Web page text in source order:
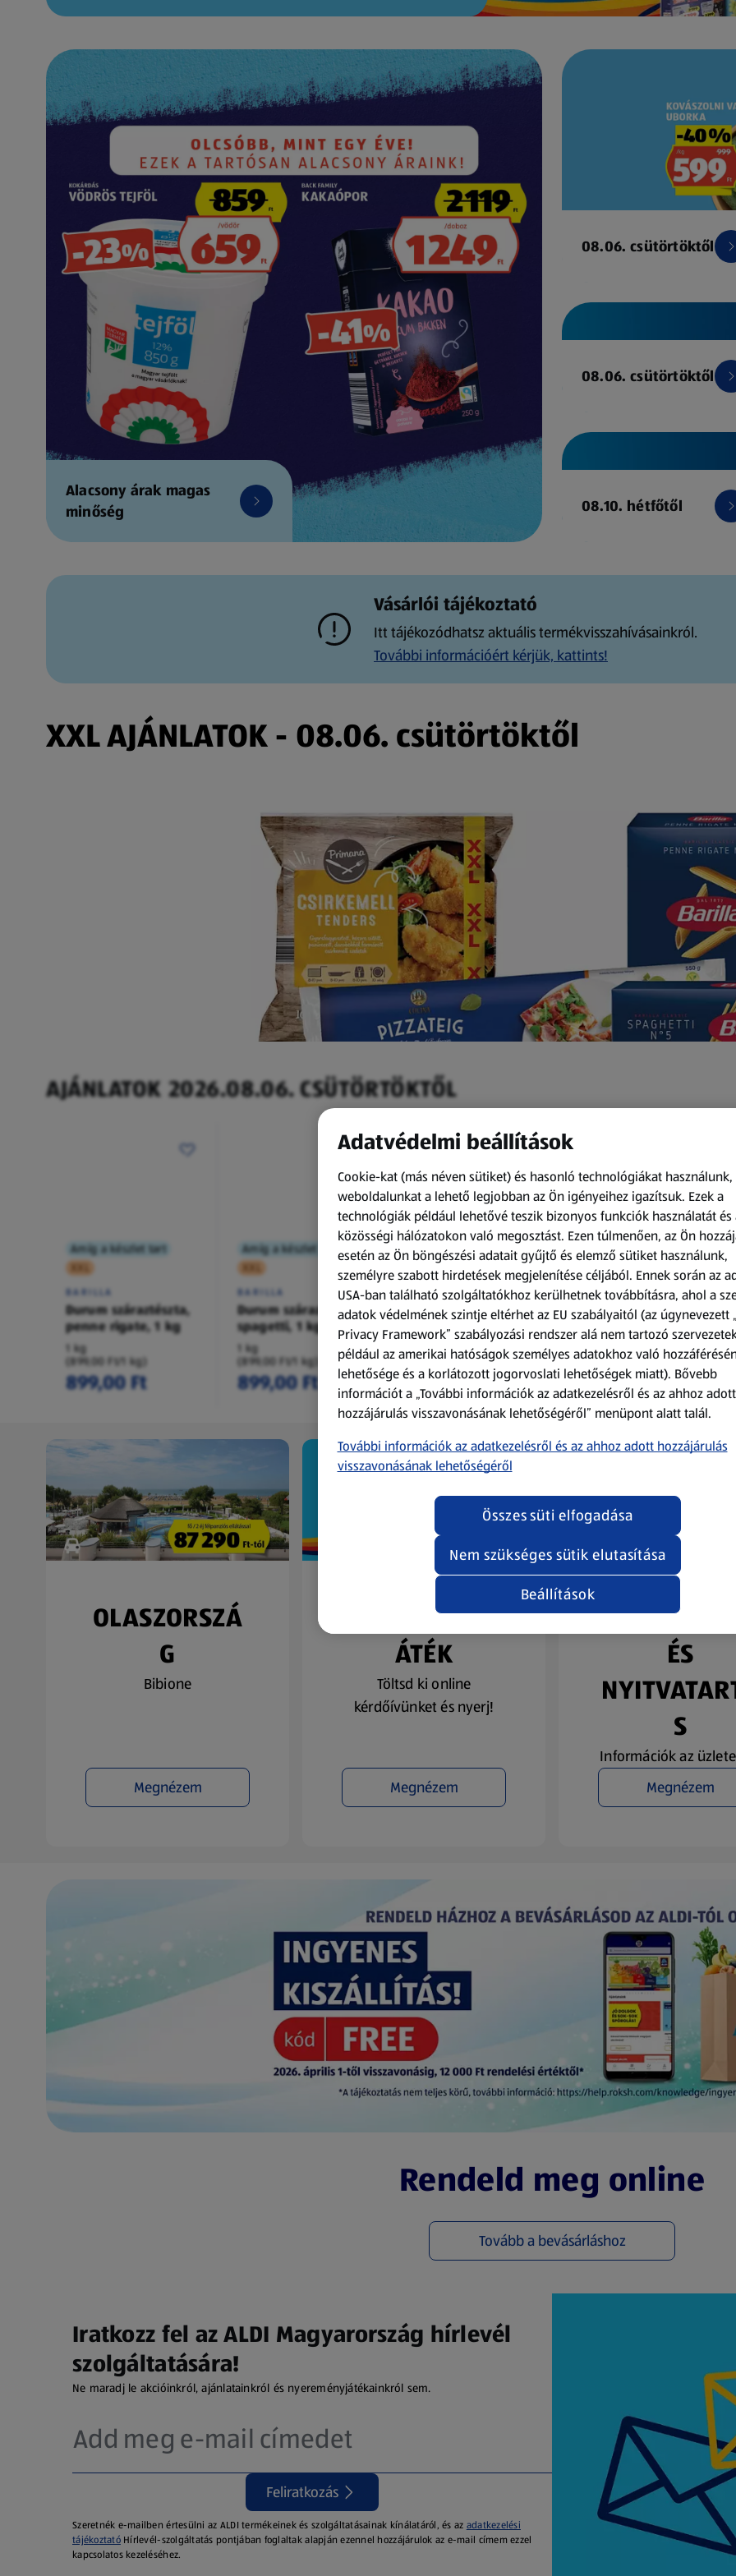
Alacsony árak magas
minőség
08.06. csütörtöktől
08.06. csütörtöktől
08.10. hétfőtől
Vásárlói tájékoztató
Itt tájékozódhatsz aktuális termékvisszahívásainkról.
További információért kérjük, kattints!
XXL AJÁNLATOK - 08.06. csütörtöktől
AJÁNLATOK 2026.08.06. CSÜTÖRTÖKTŐL
Amíg a készlet tart
XXL
BARILLA
Durum száraztészta,
penne rigate, 1 kg
1 kg
(899,00 Ft/1 kg)
899,00 Ft
Amíg a készlet tart
XXL
BARILLA
Durum száraztészta,
spagetti, 1 kg
1 kg
(899,00 Ft/1 kg)
899,00 Ft
Amíg a készlet tart
XXL
ACTIMEL
Actimel joghurtital, 8
palack
0,8 kg
(1 186,25 Ft/1 kg)
949,00 Ft
Amíg a készlet tart
XXL
PRIMANA
XXL Csirkemell
tenders, 1 kg
1 kg
(2 199,00 Ft/1 kg)
2 199,00 Ft
OLASZORSZÁ
G
Bibione
Megnézem
NYEREMÉNYJ
ÁTÉK
Töltsd ki online
kérdőívünket és nyerj!
Megnézem
ÉS
S
Információk az
Megnézem
(új oldalon nyílik meg)
Rendeld meg online
Tovább a bevásárláshoz
(új oldalon nyílik meg)
Iratkozz fel az ALDI Magyarország hírlevél
szolgáltatására!
Ne maradj le akcióinkról, ajánlatainkról és nyereményjátékainkról sem.
Feliratkozás
Szeretnék e-mailben értesülni az ALDI termékeinek és szolgáltatásainak kínálatáról, és az adatkezelési
tájékoztatóHírlevél-szolgáltatás pontjában foglaltak alapján ezennel hozzájárulok az e-mail címem ezzel
kapcsolatos kezeléséhez.
Adatvédelmi beállítások
Cookie-kat (más néven sütiket) és hasonló technológiákat
weboldalunkat a lehető legjobban az Ön igényeihez igazítsuk. Ezek a
technológiák például lehetővé teszik bizonyos funkciók használatát és
közösségi hálózatokon való megosztást. Ezen túlmenően, az Ön
esetén az Ön böngészési adatait gyűjtő és elemző sütiket használunk,
személyre szabott hirdetések megjelenítése céljából. Ennek során az
USA-ban található szolgáltatókhoz kerülhetnek továbbításra, ahol a
adatok védelmének szintje eltérhet az EU szabályaitól (az úgynevezett
Privacy Framework” szabályozási rendszer alá nem tartozó
például az amerikai hatóságok személyes adatokhoz való
lehetősége és a korlátozott jogorvoslati lehetőségek miatt). Bővebb
információt a „További információk az adatkezelésről és az ahhoz adott
hozzájárulás visszavonásának lehetőségéről” menüpont alatt talál.
További információk az adatkezelésről és az ahhoz adott hozzájárulás
visszavonásának lehetőségéről
Beállítások
Nem szükséges sütik elutasítása
Összes süti elfogadása